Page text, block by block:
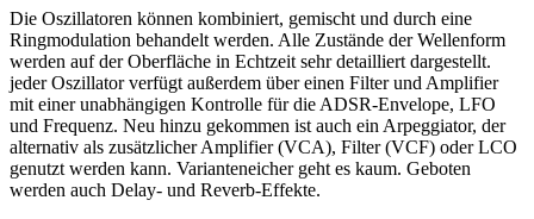
Die Oszillatoren können kombiniert, gemischt und durch eine
Ringmodulation behandelt werden. Alle Zustände der Wellenform
werden auf der Oberfläche in Echtzeit sehr detailliert dargestellt.
jeder Oszillator verfügt außerdem über einen Filter und Amplifier
mit einer unabhängigen Kontrolle für die ADSR-Envelope, LFO
und Frequenz. Neu hinzu gekommen ist auch ein Arpeggiator, der
alternativ als zusätzlicher Amplifier (VCA), Filter (VCF) oder LCO
genutzt werden kann. Varianteneicher geht es kaum. Geboten
werden auch Delay- und Reverb-Effekte.